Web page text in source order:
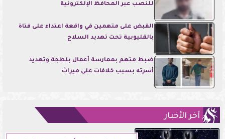
للنصب عبر المحافظ الإلكترونية
القبض على متهمين في واقعة اعتداء على فتاة
بالقليوبية تحت تهديد السلاح
ضبط متهم بممارسة أعمال بلطجة وتهديد
أسرته بسبب خلافات على ميراث
آخر الأخبار